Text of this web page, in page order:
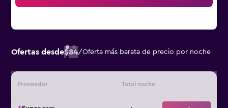
Ofertas desde$84/Oferta más barata de precio por noche
Proveedor Total noche